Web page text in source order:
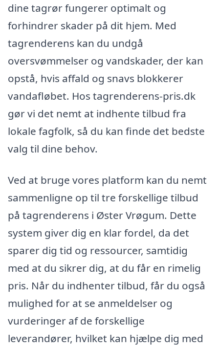
dine tagrør fungerer optimalt og
forhindrer skader på dit hjem. Med
tagrenderens kan du undgå
oversvømmelser og vandskader, der kan
opstå, hvis affald og snavs blokkerer
vandafløbet. Hos tagrenderens-pris.dk
gør vi det nemt at indhente tilbud fra
lokale fagfolk, så du kan finde det bedste
valg til dine behov.
Ved at bruge vores platform kan du nemt
sammenligne op til tre forskellige tilbud
på tagrenderens i Øster Vrøgum. Dette
system giver dig en klar fordel, da det
sparer dig tid og ressourcer, samtidig
med at du sikrer dig, at du får en rimelig
pris. Når du indhenter tilbud, får du også
mulighed for at se anmeldelser og
vurderinger af de forskellige
leverandører, hvilket kan hjælpe dig med